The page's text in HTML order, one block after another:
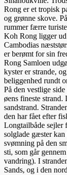
Rong er et tropisk
og grønne skove.
rummer færre
Koh Rong ligger
Cambodias
er berømt for sin
Rong Samloen
kyster er strande,
beliggenhed rundt
På den vestlige
øens fineste
sandstrand.
den har fået efter
Longtailbåde sejler
solglade gæster
svømning på den
sti, som går
vandring). I
Sands, og i den